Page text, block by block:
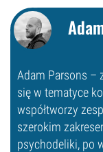
Adam Parsons –
się w tematyce
współtworzy
szerokim
psychodeliki, po